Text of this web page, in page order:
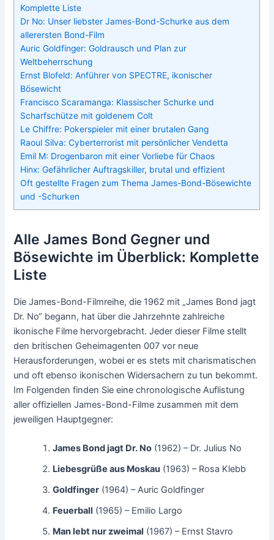
Komplette Liste
Dr No: Unser liebster James-Bond-Schurke aus dem
allerersten Bond-Film
Auric Goldfinger: Goldrausch und Plan zur
Weltbeherrschung
Ernst Blofeld: Anführer von SPECTRE, ikonischer
Bösewicht
Francisco Scaramanga: Klassischer Schurke und
Scharfschütze mit goldenem Colt
Le Chiffre: Pokerspieler mit einer brutalen Gang
Raoul Silva: Cyberterrorist mit persönlicher Vendetta
Emil M: Drogenbaron mit einer Vorliebe für Chaos
Hinx: Gefährlicher Auftragskiller, brutal und effizient
Oft gestellte Fragen zum Thema James-Bond-Bösewichte
und -Schurken
Alle James Bond Gegner und
Bösewichte im Überblick: Komplette
Liste
Die James-Bond-Filmreihe, die 1962 mit „James Bond jagt
Dr. No“ begann, hat über die Jahrzehnte zahlreiche
ikonische Filme hervorgebracht. Jeder dieser Filme stellt
den britischen Geheimagenten 007 vor neue
Herausforderungen, wobei er es stets mit charismatischen
und oft ebenso ikonischen Widersachern zu tun bekommt.
Im Folgenden finden Sie eine chronologische Auflistung
aller offiziellen James-Bond-Filme zusammen mit dem
jeweiligen Hauptgegner:
James Bond jagt Dr. No (1962) – Dr. Julius No
Liebesgrüße aus Moskau (1963) – Rosa Klebb
Goldfinger (1964) – Auric Goldfinger
Feuerball (1965) – Emilio Largo
Man lebt nur zweimal (1967) – Ernst Stavro